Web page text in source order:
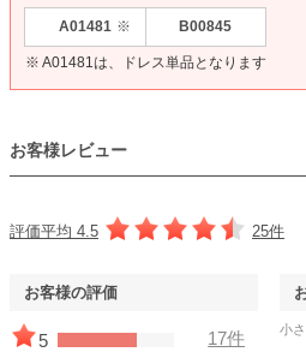
A01481 ※ B00845
※ A01481は、ドレス単品となります
お客様レビュー
評価平均 4.5 25件
お客様の評価
5
17件
小